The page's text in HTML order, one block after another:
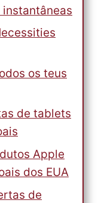
os teus
de tablets
Apple
dos EUA
de